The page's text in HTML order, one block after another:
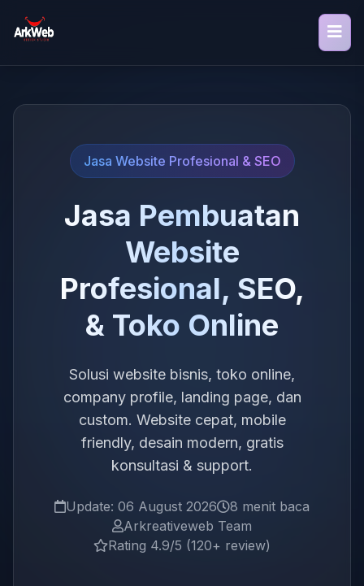
Jasa Website Profesional & SEO
Jasa Pembuatan
Website
Profesional, SEO,
& Toko Online
Solusi website bisnis, toko online,
company profile, landing page, dan
custom. Website cepat, mobile
friendly, desain modern, gratis
konsultasi & support.
Update: 06 August 2026
8 menit baca
Arkreativeweb Team
Rating 4.9/5 (120+ review)